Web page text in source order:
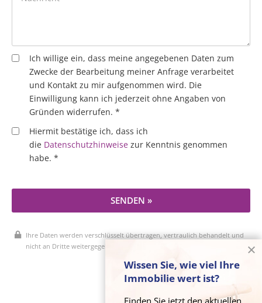
Ich willige ein, dass meine angegebenen Daten zum
Zwecke der Bearbeitung meiner Anfrage verarbeitet
und Kontakt zu mir aufgenommen wird. Die
Einwilligung kann ich jederzeit ohne Angaben von
Gründen widerrufen. *
Hiermit bestätige ich, dass ich
die Datenschutzhinweise zur Kenntnis genommen
habe. *
SENDEN »
Ihre Daten werden verschlüsselt übertragen, vertraulich behandelt und
nicht an Dritte weitergegeben.
* Pflichtfelder
Wissen Sie, wie viel Ihre
Immobilie wert ist?
Finden Sie jetzt den aktuellen